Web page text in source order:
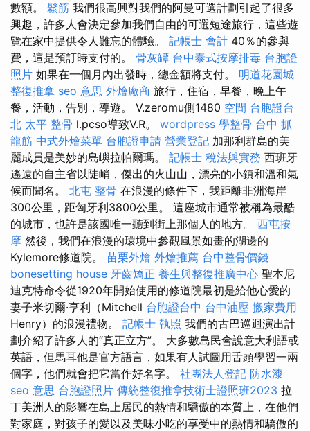
數額。 鬆筋 我們很高興對我們的阿曼可選計劃引起了很多
興趣，許多人會決定參加我們自由的可選短途旅行，這些遊
覽在家中提供令人難忘的體驗。 記帳士 會計 40％的參與
費，這是預訂時支付的。 骨灰罈 台中泰式按摩排毒 台胞證
照片 如果在一個月內出發時，總金額將支付。 明道花園城
整復推拿 seo 意思 外燴廠商 旅行，住宿，早餐，晚上午
餐，活動，告別，導遊。 V.zeromu側1480 空間 台胞證台
北 太平 整骨 l.pcso導致V.R。 wordpress 學整骨 台中 抓
龍筋 中式外燴菜單 台胞證申請 營業登記 加那利群島的美
麗成員是美妙的島嶼拉帕爾瑪。 記帳士 稅法與實務 西班牙
遙遠的自主省以陡峭，傑出的火山山，漂亮的小鎮和溫和氣
候而聞名。 北屯 整骨 在浪漫的條件下，我距離非洲海岸
300公里，距匈牙利3800公里。 這座城市通常被稱為最酷
的城市，也許是該國唯一聽到街上那個人的地方。 西屯按
摩 然後，我們在浪漫的環境中參觀風景如畫的湖邊的
Kylemore修道院。 苗栗外燴 外燴推薦 台中整骨價錢
bonesetting house 牙齒矯正 養生與整復推廣中心 聖本尼
迪克特命令從1920年開始使用的修道院最初是給他心愛的
妻子米切爾·亨利（Mitchell 台胞證台中 台中油壓 搬家費用
Henry）的浪漫禮物。 記帳士 執照 我們的古巴巡迴演出計
劃介紹了許多人的“真正立方”。 大多數島民會說意大利語或
英語，但馬耳他是官方語言，如果有人試圖用舌頭學習一兩
個字，他們就會把它當作好名字。 社團法人登記 防水漆
seo 意思 台胞證照片 傳統整復推拿技術士證照班2023 拉
丁美洲人的影響在島上居民的熱情和驕傲的本質上，在他們
對家庭，對孩子的愛以及美味小吃的享受中的熱情和驕傲的